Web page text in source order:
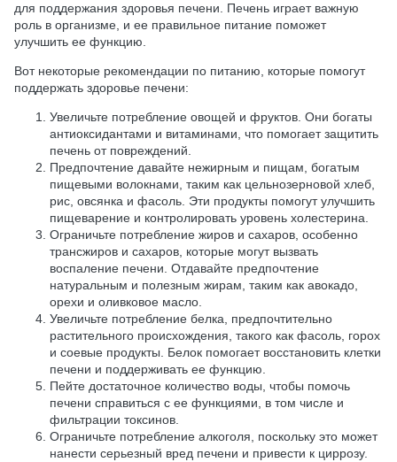
для поддержания здоровья печени. Печень играет важную
роль в организме, и ее правильное питание поможет
улучшить ее функцию.
Вот некоторые рекомендации по питанию, которые помогут
поддержать здоровье печени:
Увеличьте потребление овощей и фруктов. Они богаты
антиоксидантами и витаминами, что помогает защитить
печень от повреждений.
Предпочтение давайте нежирным и пищам, богатым
пищевыми волокнами, таким как цельнозерновой хлеб,
рис, овсянка и фасоль. Эти продукты помогут улучшить
пищеварение и контролировать уровень холестерина.
Ограничьте потребление жиров и сахаров, особенно
трансжиров и сахаров, которые могут вызвать
воспаление печени. Отдавайте предпочтение
натуральным и полезным жирам, таким как авокадо,
орехи и оливковое масло.
Увеличьте потребление белка, предпочтительно
растительного происхождения, такого как фасоль, горох
и соевые продукты. Белок помогает восстановить клетки
печени и поддерживать ее функцию.
Пейте достаточное количество воды, чтобы помочь
печени справиться с ее функциями, в том числе и
фильтрации токсинов.
Ограничьте потребление алкоголя, поскольку это может
нанести серьезный вред печени и привести к циррозу.